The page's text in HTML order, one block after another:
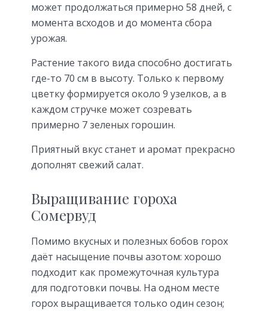
может продолжаться примерно 58 дней, с
момента всходов и до момента сбора
урожая.
Растение такого вида способно достигать
где-то 70 см в высоту. Только к первому
цветку формируется около 9 узелков, а в
каждом стручке может созревать
примерно 7 зеленых горошин.
Приятный вкус станет и аромат прекрасно
дополнят свежий салат.
Выращивание гороха
Сомервуд
Помимо вкусных и полезных бобов горох
даёт насыщение почвы азотом: хорошо
подходит как промежуточная культура
для подготовки почвы. На одном месте
горох выращивается только один сезон;